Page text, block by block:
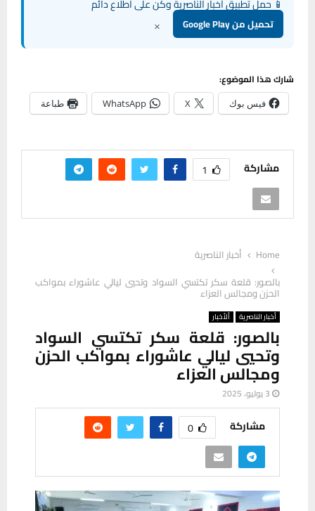
📱 حمل تطبيق أخبار الناصرية وكن على اطلاع دائم
تحميل من Google Play ×
شارك هذا الموضوع:
فيس بوك X
WhatsApp طباعة
مشاركة 1
Home
أخبار الناصرية
بالصور: قلعة سكر تكتسي السواد وتحيي ليالي عاشوراء بمواكب
الحزن ومجالس العزاء
أخبار الناصرية ألأخبار
بالصور: قلعة سكر تكتسي السواد
وتحيي ليالي عاشوراء بمواكب الحزن
ومجالس العزاء
3 يوليو، 2025
مشاركة 0